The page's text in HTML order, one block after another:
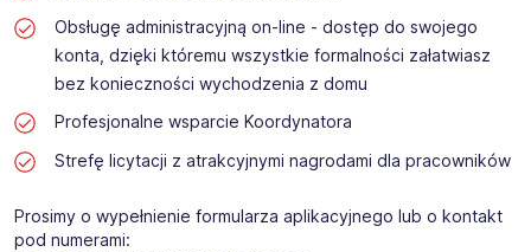
Obsługę administracyjną on-line - dostęp do swojego
konta, dzięki któremu wszystkie formalności załatwiasz
bez konieczności wychodzenia z domu
Profesjonalne wsparcie Koordynatora
Strefę licytacji z atrakcyjnymi nagrodami dla pracowników
Prosimy o wypełnienie formularza aplikacyjnego lub o kontakt
pod numerami: